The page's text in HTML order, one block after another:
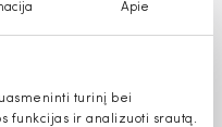
Apie
turinį bei
funkcijas ir analizuoti srautą.